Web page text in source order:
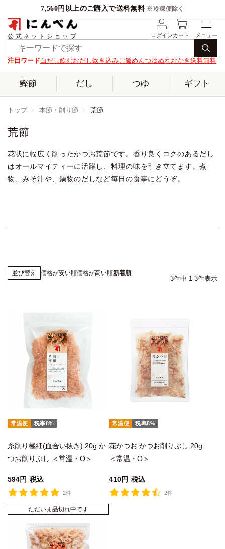
7,560円以上のご購入で送料無料 ※冷凍便除く
公式ネットショップ ログインカート
注目ワード白だし飲むおだし炊き込みご飯めんつゆぬれおかき 送料無料
鰹節 だし つゆ ギフト
トップ 本節・削り節 荒節
荒節
花状に幅広く削ったかつお荒節です。 香り良くコクのあるだし
はオールマイティーに活躍し、料理の味を引き立てます。煮
物、みそ汁や、鍋物のだしなど毎日の食事にどうぞ。
並び替え 価格が安い順価格が高い順新着順
3件中 1 -3件表示
常温便 税率8%
糸削り極細(血合い抜き) 20g か
つお削りぶし ＜常温・O＞
594 税込
2件
ただいま品切れ中です
常温便 税率8%
花かつお かつお削りぶし 20g
＜常温・O＞
410 税込
2件